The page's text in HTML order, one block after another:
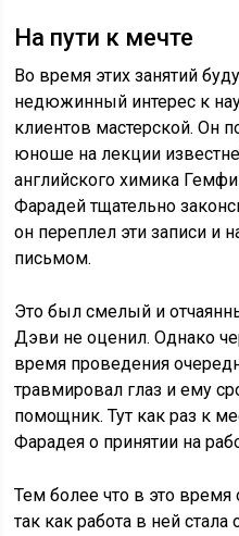
На пути к мечте
Во время этих занятий
недюжинный интерес к
клиентов мастерской. Он
юноше на лекции
английского химика
Фарадей тщательно
он переплел эти записи и
письмом.
Это был смелый и
Дэви не оценил. Однако
время проведения
травмировал глаз и ему
помощник. Тут как раз к
Фарадея о принятии на
Тем более что в это время
так как работа в ней стала